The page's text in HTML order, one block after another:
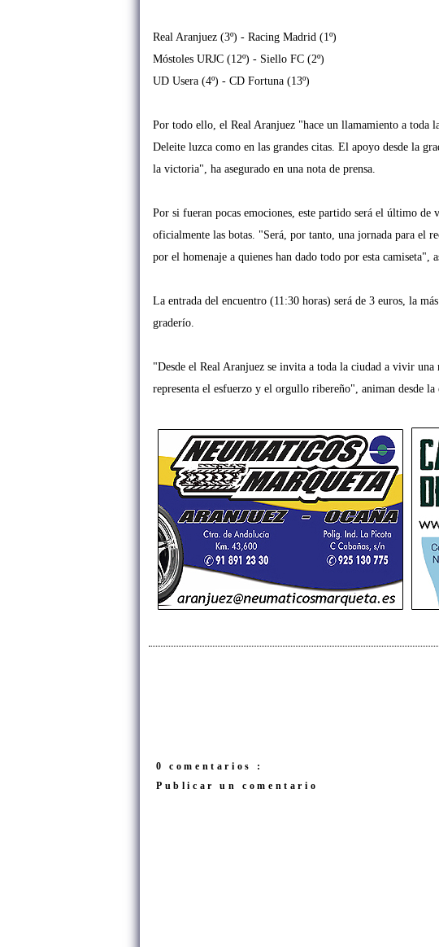
Real Aranjuez (3º) - Racing Madrid (1º)
Móstoles URJC (12º) - Siello FC (2º)
UD Usera (4º) - CD Fortuna (13º)
Por todo ello, el Real Aranjuez "hace un llamamiento a toda
Deleite luzca como en las grandes citas. El apoyo desde la
la victoria", ha asegurado en una nota de prensa.
Por si fueran pocas emociones, este partido será el último
oficialmente las botas. "Será, por tanto, una jornada para el
por el homenaje a quienes han dado todo por esta camiseta",
La entrada del encuentro (11:30 horas) será de 3 euros, la
graderío.
"Desde el Real Aranjuez se invita a toda la ciudad a vivir una
representa el esfuerzo y el orgullo ribereño", animan desde la
0 comentarios :
Publicar un comentario